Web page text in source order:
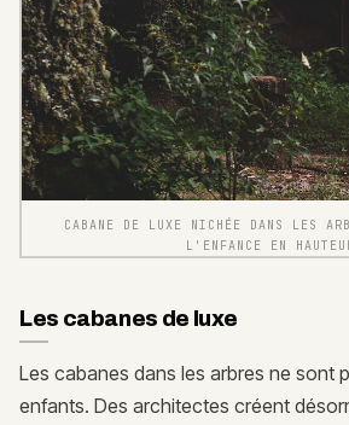
CABANE DE LUXE NICHÉE DANS LES
L'ENFANCE EN
Les cabanes de luxe
Les cabanes dans les arbres ne sont
enfants. Des architectes créent